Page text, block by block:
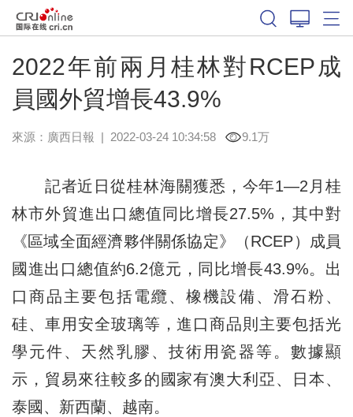
2022年前兩月桂林對RCEP成
員國外貿增長43.9%
來源： 廣西日報 | 2022-03-24 10:34:58 9.1万
記者近日從桂林海關獲悉，今年1—2月桂
林市外貿進出口總值同比增長27.5%，其中對
《區域全面經濟夥伴關係協定》（RCEP）成員
國進出口總值約6.2億元，同比增長43.9%。出
口商品主要包括電纜、橡機設備、滑石粉、
硅、車用安全玻璃等，進口商品則主要包括光
學元件、天然乳膠、技術用瓷器等。數據顯
示，貿易來往較多的國家有澳大利亞、日本、
泰國、新西蘭、越南。